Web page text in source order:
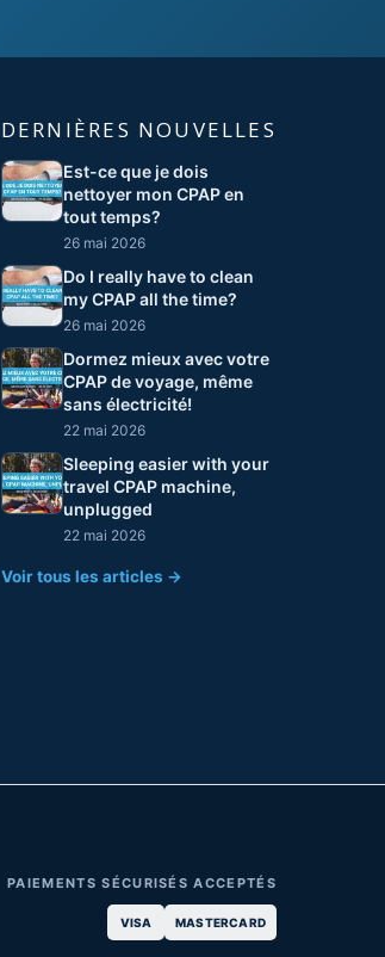
DERNIÈRES NOUVELLES
Est-ce que je dois
nettoyer mon CPAP en
tout temps?
26 mai 2026
Do I really have to clean
my CPAP all the time?
26 mai 2026
Dormez mieux avec votre
CPAP de voyage, même
sans électricité!
22 mai 2026
Sleeping easier with your
travel CPAP machine,
unplugged
22 mai 2026
Voir tous les articles →
PAIEMENTS SÉCURISÉS ACCEPTÉS
VISA MASTERCARD